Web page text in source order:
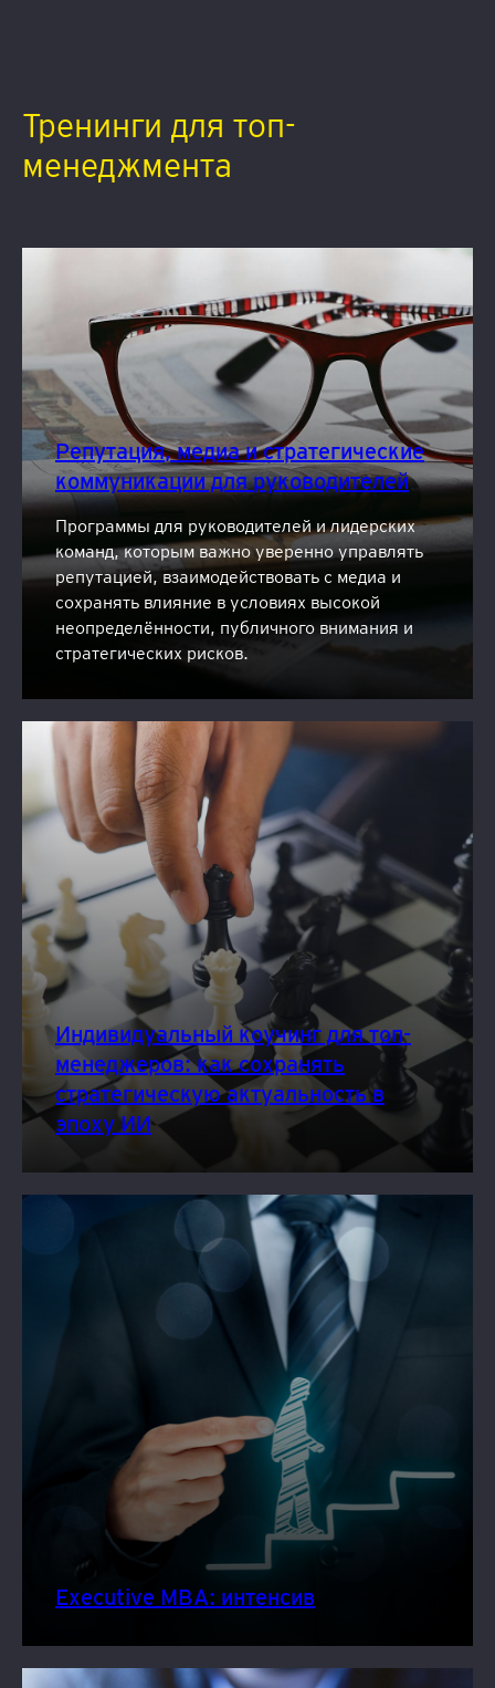
Тренинги для топ-
менеджмента
Репутация, медиа и стратегические
коммуникации для руководителей
Программы для руководителей и лидерских
команд, которым важно уверенно управлять
репутацией, взаимодействовать с медиа и
сохранять влияние в условиях высокой
неопределённости, публичного внимания и
стратегических рисков.
Индивидуальный коучинг для топ-
менеджеров: как сохранять
стратегическую актуальность в
эпоху ИИ
Executive MBA: интенсив